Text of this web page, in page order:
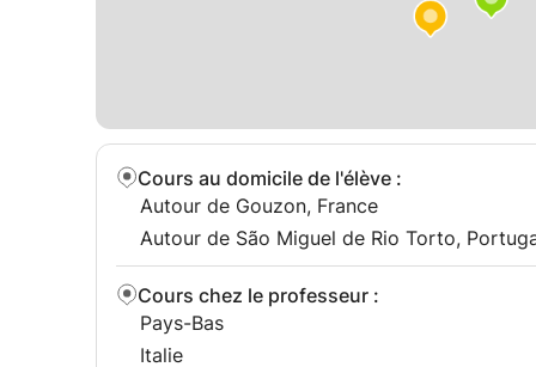
Cours au domicile de l'élève :
Autour de Gouzon, France
Autour de São Miguel de Rio Torto,
Cours chez le professeur :
Pays-Bas
Italie